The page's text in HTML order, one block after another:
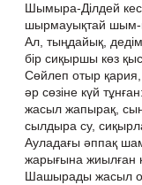
Шымыра-Ділдей
шырмауықтай шым-
Ал, тыңдайық,
бір сиқыршы көз
Сөйлеп отыр қария,
әр сөзіне күй тұнған:
жасыл жапырақ,
сылдыра су,
Ауладағы әппақ
жарығына жиылған
Шашырады жасыл